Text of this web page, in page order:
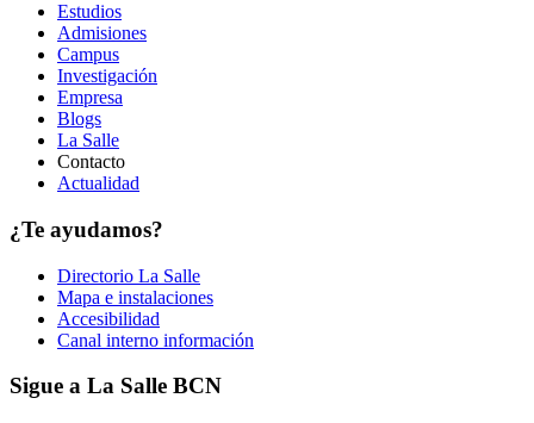
Estudios
Admisiones
Campus
Investigación
Empresa
Blogs
La Salle
Contacto
Actualidad
¿Te ayudamos?
Directorio La Salle
Mapa e instalaciones
Accesibilidad
Canal interno información
Sigue a La Salle BCN